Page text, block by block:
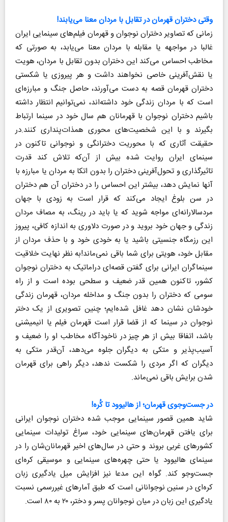
وقتی دختران قهرمان در تقابل با مردان معنا می‌یابند!
زمانی که تصاویر دختران نوجوان و قهرمان فیلم‌های سینمایی ایران
غالبا در مواجهه یا مقابله با مردان معنا می‌یابد، به صورتی که
مخاطب احساس می‌کند این دختران بدون تقابل با مردان، هویت
یا نقش‌آفرینی خاصی نخواهند داشت و هر پیروزی یا شکستی
دختران قهرمان قصه به دست می‌آورند، حاصل جنگ و مبارزه‌ای
است که با مردان زندگی خود داشته‌‌اند، نمی‌توانیم انتظار داشته
باشیم دختران نوجوان با قهرمانان هم سال خود در سینما ارتباط
بگیرند و با این شخصیت‌های محوری همذات‌پنداری کنند.در
حقیقت آثاری که با محوریت دخترانگی و نوجوانی تاکنون در
سینمای ایران روایت شده بیش از آن‌که تلاش کند قدرت
تاثیرگذاری و تحول‌آفرینی دختران را بدون اتکا به مردان یا مبارزه با
آنها نمایش دهد، بیشتر این احساس را در دختران آن هم دختران
در سن بلوغ ایجاد می‌کند که قرار است به زودی با جهان
مردسالارانه‌ای مواجه شوید که یا باید در رینگ، به مصاف مردان
زندگی و جهان خود بروید و در صورت دلاوری به اندازه کافی، پیروز
این رزمگاه جنسیتی باشید یا به خودی خود و با حذف مردان از
مقابل خود، هویتی برای شما باقی نمی‌ماند!به نظر نهایت خلاقیت
سینماگران ایرانی برای گفتن قصه‌ای دراماتیک به دختران نوجوان
کشور، تا‌کنون همین قدر ضعیف و سطحی بوده است و از راه
سومی که دختران را بدون جنگ و مداخله مردان، قهرمان زندگی
خودشان نشان دهد غافل شده‌ایم؛ چنین تصویری از یک دختر
نوجوان در سینما که از قضا قرار است قهرمان فیلم یا انیمیشنی
باشد، اتفاقا بیش از هر چیز در ناخودآگاه مخاطب او را ضعیف و
آسیب‌پذیر و متکی به دیگران جلوه می‌دهد، آن‌قدر متکی به
دیگران که اگر مردی را شکست ندهد، دیگر راهی برای قهرمان
شدن برایش باقی نمی‌ماند.
در جست‌وجوی قهرمان؛ از هالیوود تا کُره!
شاید همین قصور سینمایی موجب شده دختران نوجوان ایرانی
برای یافتن قهرمان‌های سینمایی خود، سراغ تولیدات سینمایی
کشورهای غربی بروند و حتی در سال‌های اخیر قهرمانان‌شان را در
سینمای هالیوود یا حتی چهره‌های سینمایی و موسیقی کره‌ای
جست‌و‌جو کند. گواه این مدعا نیز افزایش میل یادگیری زبان
کره‌ای در سنین نوجوانانی است که طبق آمارهای غیررسمی نسبت
یادگیری این زبان در میان نوجوانان پسر و دختر، ۲۰ به ۸۰ است.